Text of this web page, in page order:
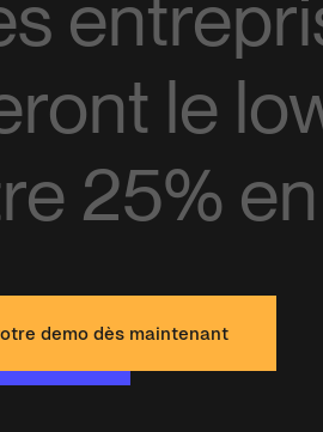
le
25%
demo dès maintenant